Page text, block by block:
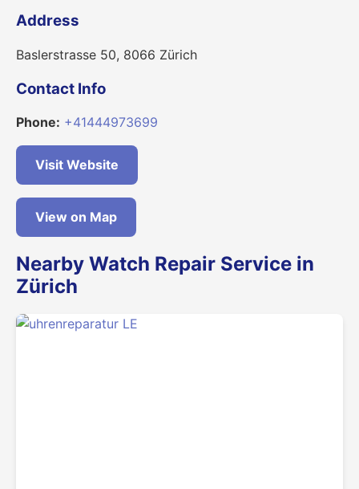
Address
Baslerstrasse 50, 8066 Zürich
Contact Info
Phone: +41444973699
Visit Website
View on Map
Nearby Watch Repair Service in
Zürich